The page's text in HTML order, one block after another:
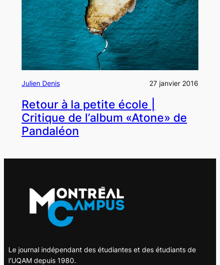
Julien Denis 27 janvier 2016
Retour à la petite école |
Critique de l’album «Atone» de
Pandaléon
Le journal indépendant des étudiantes et des étudiants de
l'UQAM depuis 1980.